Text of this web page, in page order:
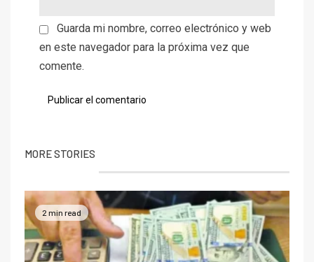
Guarda mi nombre, correo electrónico y web
en este navegador para la próxima vez que
comente.
MORE STORIES
2 min read